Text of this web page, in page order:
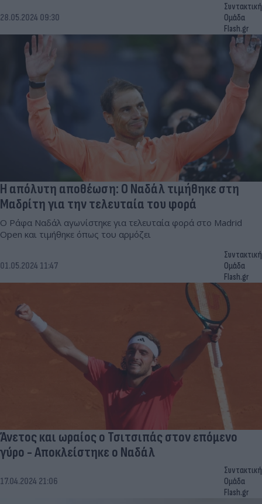
28.05.2024 09:30
Συντακτική
Ομάδα
Flash.gr
Η απόλυτη αποθέωση: Ο Ναδάλ τιμήθηκε στη
Μαδρίτη για την τελευταία του φορά
Ο Ράφα Ναδάλ αγωνίστηκε για τελευταία φορά στο Madrid
Open και τιμήθηκε όπως του αρμόζει
01.05.2024 11:47
Συντακτική
Ομάδα
Flash.gr
Άνετος και ωραίος ο Τσιτσιπάς στον επόμενο
γύρο - Αποκλείστηκε ο Ναδάλ
17.04.2024 21:06
Συντακτική
Ομάδα
Flash.gr